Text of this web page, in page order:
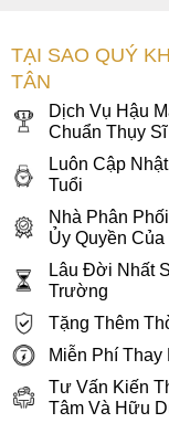
TẠI SAO QUÝ
TÂN
Dịch Vụ Hậu
Chuẩn Thụy Sĩ
Luôn Cập
Tuổi
Nhà Phân
Ủy Quyền
Lâu Đời Nhất
Trường
Tặng Thêm
Miễn Phí
Tư Vấn Kiến
Tâm Và Hữu